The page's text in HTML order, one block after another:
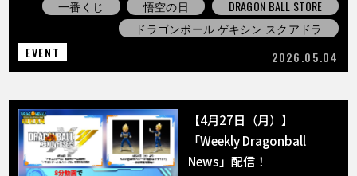
一番くじ
悟空の日
DRAGON BALL STORE
ドラゴンボール ゲキシン スクアドラ
EVENT
2026.05.04
【4月27日（月）】
「Weekly Dragonball
News」配信！